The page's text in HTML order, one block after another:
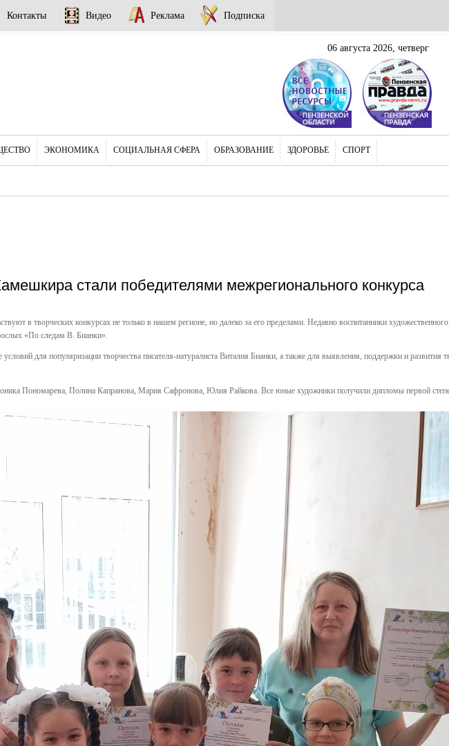
Контакты Видео Реклама Подписка
06 августа 2026, четверг
ЭКОНОМИКА СОЦИАЛЬНАЯ СФЕРА ОБРАЗОВАНИЕ ЗДОРОВЬЕ СПОРТ
стали победителями межрегионального конкурса
в творческих конкурсах не только в нашем регионе, но далеко за его пределами. Недавно воспитанники
«По следам В. Бианки».
для популяризации творчества писателя-натуралиста Виталия Бианки, а также для выявления, поддержки и развития
Пономарева, Полина Капранова, Мария Сафронова, Юлия Райкова. Все юные художники получили дипломы первой